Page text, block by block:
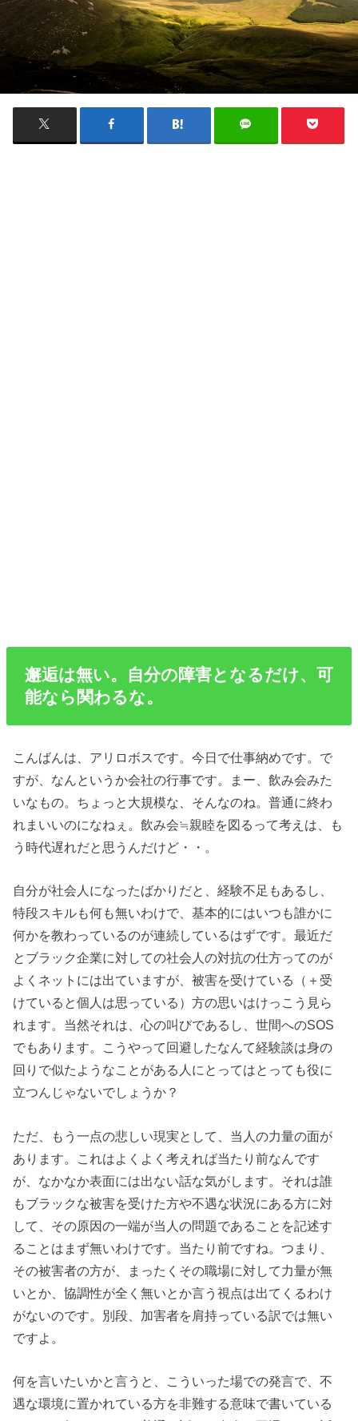
邂逅は無い。自分の障害となるだけ、可
能なら関わるな。
こんばんは、アリロボスです。今日で仕事納めです。で
すが、なんというか会社の行事です。まー、飲み会みた
いなもの。ちょっと大規模な、そんなのね。普通に終わ
れまいいのになねぇ。飲み会≒親睦を図るって考えは、も
う時代遅れだと思うんだけど・・。
自分が社会人になったばかりだと、経験不足もあるし、
特段スキルも何も無いわけで、基本的にはいつも誰かに
何かを教わっているのが連続しているはずです。最近だ
とブラック企業に対しての社会人の対抗の仕方ってのが
よくネットには出ていますが、被害を受けている（＋受
けていると個人は思っている）方の思いはけっこう見ら
れます。当然それは、心の叫びであるし、世間へのSOS
でもあります。こうやって回避したなんて経験談は身の
回りで似たようなことがある人にとってはとっても役に
立つんじゃないでしょうか？
ただ、もう一点の悲しい現実として、当人の力量の面が
あります。これはよくよく考えれば当たり前なんです
が、なかなか表面には出ない話な気がします。それは誰
もブラックな被害を受けた方や不遇な状況にある方に対
して、その原因の一端が当人の問題であることを記述す
ることはまず無いわけです。当たり前ですね。つまり、
その被害者の方が、まったくその職場に対して力量が無
いとか、協調性が全く無いとか言う視点は出てくるわけ
がないのです。別段、加害者を肩持っている訳では無い
ですよ。
何を言いたいかと言うと、こういった場での発言で、不
遇な環境に置かれている方を非難する意味で書いている